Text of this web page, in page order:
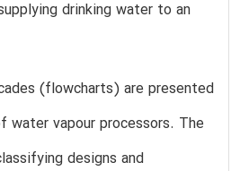
drinking water to an
(flowcharts) are presented
vapour processors. The
designs and